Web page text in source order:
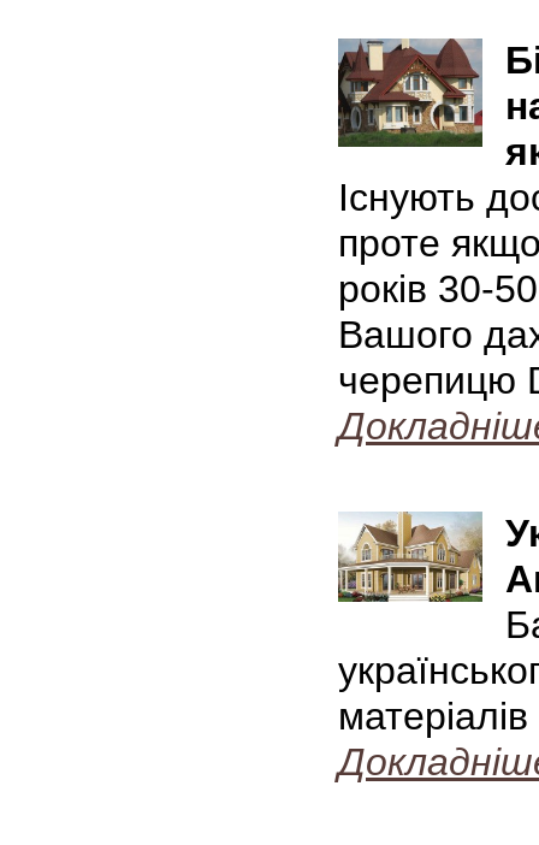
Існують
проте
років 30-
Вашого
черепицю